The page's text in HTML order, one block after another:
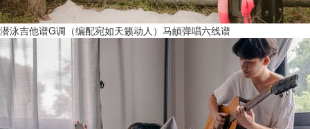
潜泳吉他谱G调（编配宛如天籁动人）马頔弹唱六线谱